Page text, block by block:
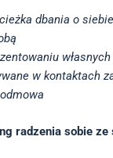
dbania o
w kontaktach
radzenia sobie ze